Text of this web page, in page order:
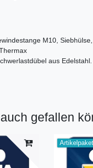
M10,
aus Edelstahl.
gefallen
Artikelpaket